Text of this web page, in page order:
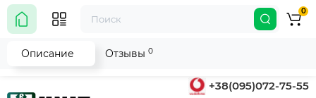
+38(095)072-75-55
0
Описание Отзывы 0